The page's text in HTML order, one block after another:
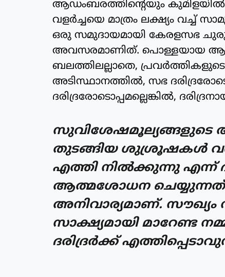
ആഡംബരത്തിന്റെയും കുമിളയില്‍
വളര്‍ച്ചയെ മാത്രം ലക്ഷ്യം വച്ച്
ഒരു സമുദായമായി കേരളസഭ
അവസരമാണിത്. പൊള്ളയായ
ബലത്തിലല്ലാതെ,
അടിസ്ഥാനത്തില്‍, സഭ
ദരിദ്രരോടൊപ്പമല്ലെങ്കില്‍,
സുവിശേഷമൂല്യങ്ങളുടെ
തുടങ്ങിയ ശുശ്രൂഷകള്‍
എത്തി നില്‍ക്കുന്നു എന്ന്
ആത്മശോധന
അനിവാര്യമാണ്.
സാക്ഷ്യമായി
ദരിദ്രര്‍ക്ക്